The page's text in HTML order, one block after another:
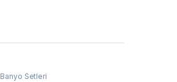
Banyo Setleri